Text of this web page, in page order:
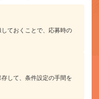
ておくことで、応募時の
して、条件設定の手間を